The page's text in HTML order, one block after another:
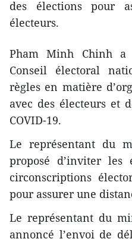
des élections pour
électeurs.
Pham Minh Chinh a
Conseil électoral
règles en matière
avec des électeurs et
COVID-19.
Le représentant du
proposé d’inviter
circonscriptions
pour assurer une
Le représentant du
annoncé l’envoi de